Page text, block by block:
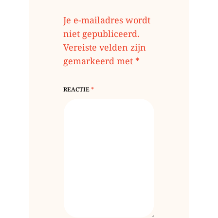
Je e-mailadres wordt
niet gepubliceerd.
Vereiste velden zijn
gemarkeerd met *
REACTIE*